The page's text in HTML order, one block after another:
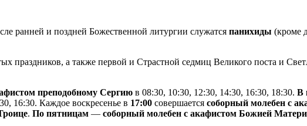
ранней и поздней Божественной литургии служатся панихиды (кроме
праздников, а также первой и Страстной седмиц Великого поста и
преподобному Сергию в 08:30, 10:30, 12:30, 14:30, 16:30, 18:30. В
16:30. Каждое воскресенье в 17:00 совершается соборный молебен с
. По пятницам — соборный молебен с акафистом Божией Матери